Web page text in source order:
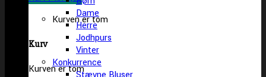
Kurven er tom
Kurv
Kurven er tom
Dame
Herre
Jodhpurs
Vinter
Konkurrence